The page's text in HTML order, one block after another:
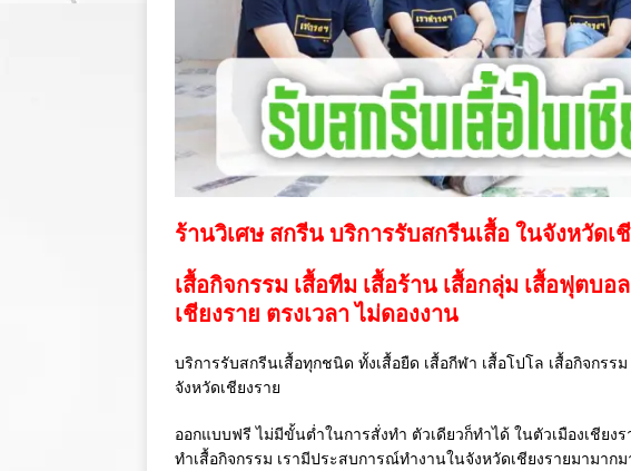
ร้านวิเศษ สกรีน บริการรับสกรีนเสื้อ ในจังหวัดเ
เสื้อกิจกรรม เสื้อทีม เสื้อร้าน เสื้อกลุ่ม เสื้อฟุตบอล
เชียงราย ตรงเวลา ไม่ดองงาน
บริการรับสกรีนเสื้อทุกชนิด ทั้งเสื้อยืด เสื้อกีฬา เสื้อโปโล เสื้อกิจกรร
จังหวัดเชียงราย
ออกแบบฟรี ไม่มีขั้นต่ำในการสั่งทำ ตัวเดียวก็ทำได้ ในตัวเมืองเชียง
ทำเสื้อกิจกรรม เรามีประสบการณ์ทำงานในจังหวัดเชียงรายมามาก